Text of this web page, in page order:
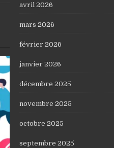
avril 2026
mars 2026
février 2026
janvier 2026
décembre 2025
novembre 2025
octobre 2025
septembre 2025